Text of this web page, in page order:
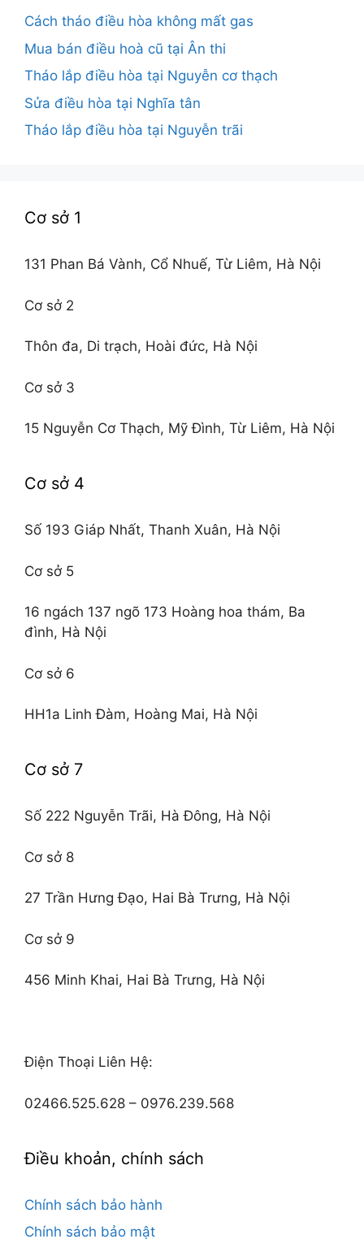
Cách tháo điều hòa không mất gas
Mua bán điều hoà cũ tại Ân thi
Tháo lắp điều hòa tại Nguyễn cơ thạch
Sửa điều hòa tại Nghĩa tân
Tháo lắp điều hòa tại Nguyễn trãi
Cơ sở 1
131 Phan Bá Vành, Cổ Nhuế, Từ Liêm, Hà Nội
Cơ sở 2
Thôn đa, Di trạch, Hoài đức, Hà Nội
Cơ sở 3
15 Nguyễn Cơ Thạch, Mỹ Đình, Từ Liêm, Hà Nội
Cơ sở 4
Số 193 Giáp Nhất, Thanh Xuân, Hà Nội
Cơ sở 5
16 ngách 137 ngõ 173 Hoàng hoa thám, Ba
đình, Hà Nội
Cơ sở 6
HH1a Linh Đàm, Hoàng Mai, Hà Nội
Cơ sở 7
Số 222 Nguyễn Trãi, Hà Đông, Hà Nội
Cơ sở 8
27 Trần Hưng Đạo, Hai Bà Trưng, Hà Nội
Cơ sở 9
456 Minh Khai, Hai Bà Trưng, Hà Nội
Điện Thoại Liên Hệ:
02466.525.628 – 0976.239.568
Điều khoản, chính sách
Chính sách bảo hành
Chính sách bảo mật